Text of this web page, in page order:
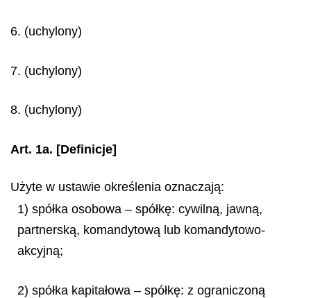
6. (uchylony)
7. (uchylony)
8. (uchylony)
Art. 1a. [Definicje]
Użyte w ustawie określenia oznaczają:
1) spółka osobowa – spółkę: cywilną, jawną,
partnerską, komandytową lub komandytowo-
akcyjną;
2) spółka kapitałowa – spółkę: z ograniczoną